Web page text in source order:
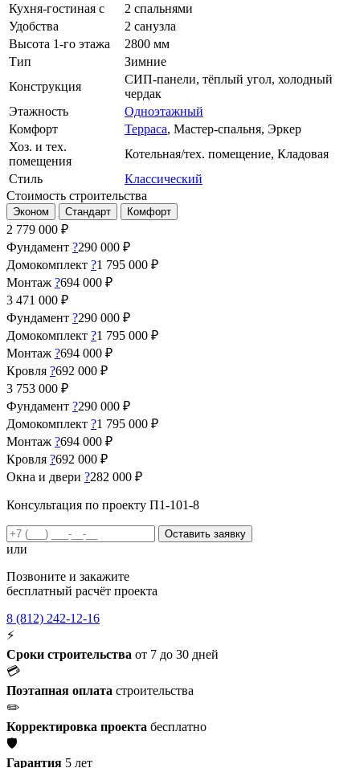
Кухня-гостиная с
2 спальнями
Удобства
2 санузла
Высота 1-го этажа
2800 мм
Тип
Зимние
Конструкция
СИП-панели, тёплый угол, холодный
чердак
Этажность
Одноэтажный
Комфорт
Терраса, Мастер-спальня, Эркер
Хоз. и тех.
помещения
Котельная/тех. помещение, Кладовая
Стиль
Классический
Стоимость строительства
Эконом Стандарт Комфорт
2 779 000 ₽
Фундамент ?290 000 ₽
Домокомплект ?1 795 000 ₽
Монтаж ?694 000 ₽
3 471 000 ₽
Фундамент ?290 000 ₽
Домокомплект ?1 795 000 ₽
Монтаж ?694 000 ₽
Кровля ?692 000 ₽
3 753 000 ₽
Фундамент ?290 000 ₽
Домокомплект ?1 795 000 ₽
Монтаж ?694 000 ₽
Кровля ?692 000 ₽
Окна и двери ?282 000 ₽
Консультация по проекту П1-101-8
Оставить заявку
или
Позвоните и закажите
бесплатный расчёт проекта
8 (812) 242-12-16
⚡
Сроки строительства от 7 до 30 дней
💳
Поэтапная оплата строительства
✏️
Корректировка проекта бесплатно
🛡️
Гарантия 5 лет